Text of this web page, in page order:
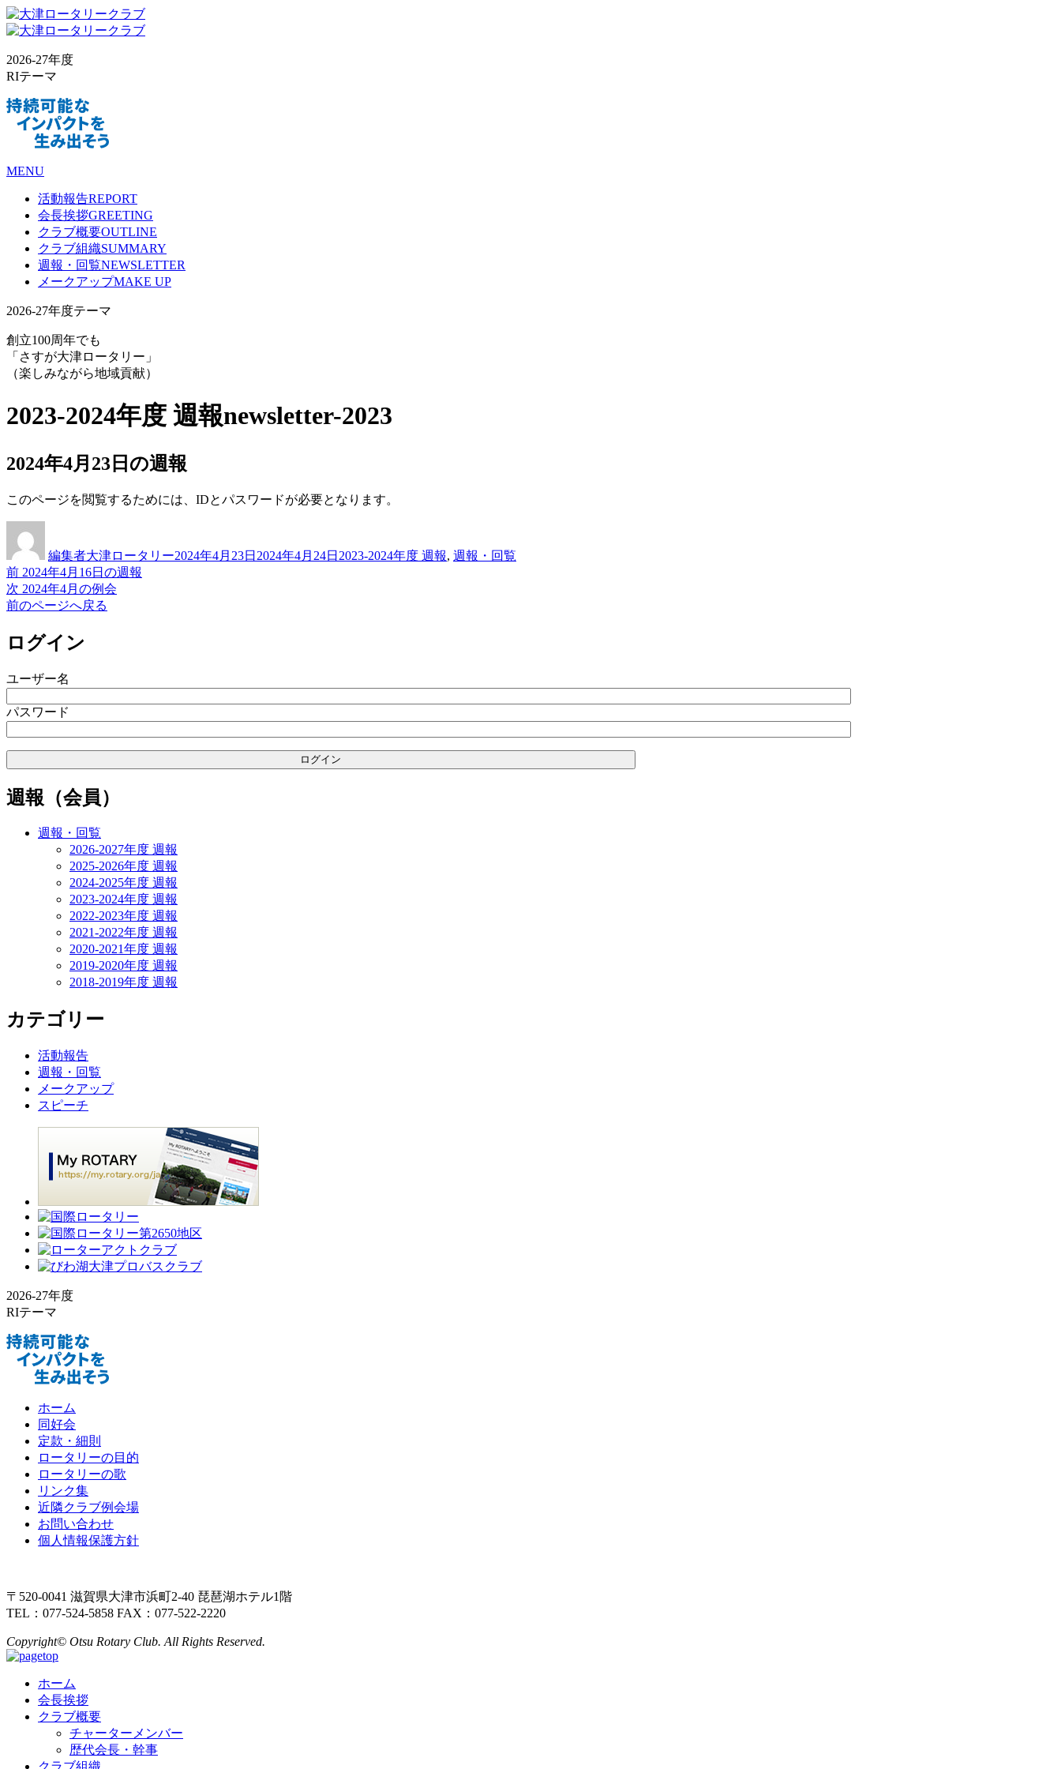
2026-27年度
RIテーマ
MENU
活動報告REPORT
会長挨拶GREETING
クラブ概要OUTLINE
クラブ組織SUMMARY
週報・回覧NEWSLETTER
メークアップMAKE UP
2026-27年度テーマ
創立100周年でも
「さすが大津ロータリー」
（楽しみながら地域貢献）
2023-2024年度 週報newsletter-2023
2024年4月23日の週報
このページを閲覧するためには、IDとパスワードが必要となります。
者
編集者大津ロータリー日:
2024年4月23日 2024年4月24日ゴ
2023-2024年度 週報, 週報・回覧
投
稿
ビ
ゲ
ー
シ
ョ
前 前
の
投
2024年4月16日の週報
次 次
の
稿:
2024年4月の例会
前のページへ戻る
ログイン
ユーザー名
パスワード
週報（会員）
週報・回覧
2026-2027年度 週報
2025-2026年度 週報
2024-2025年度 週報
2023-2024年度 週報
2022-2023年度 週報
2021-2022年度 週報
2020-2021年度 週報
2019-2020年度 週報
2018-2019年度 週報
カテゴリー
活動報告
週報・回覧
メークアップ
スピーチ
2026-27年度
RIテーマ
ホーム
同好会
定款・細則
ロータリーの目的
ロータリーの歌
リンク集
近隣クラブ例会場
お問い合わせ
個人情報保護方針
〒520-0041 滋賀県大津市浜町2-40 琵琶湖ホテル1階
TEL：077-524-5858 FAX：077-522-2220
Copyright© Otsu Rotary Club. All Rights Reserved.
ホーム
会長挨拶
クラブ概要
チャーターメンバー
歴代会長・幹事